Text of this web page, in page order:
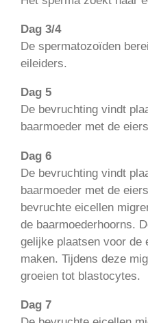
Dag 3/4
De spermatozoïden
eileiders.
Dag 5
De bevruchting vindt
baarmoeder met de
Dag 6
De bevruchting vindt
baarmoeder met de
bevruchte eicellen
de baarmoederhoorns.
gelijke plaatsen voor de
maken. Tijdens deze
groeien tot blastocytes.
Dag 7